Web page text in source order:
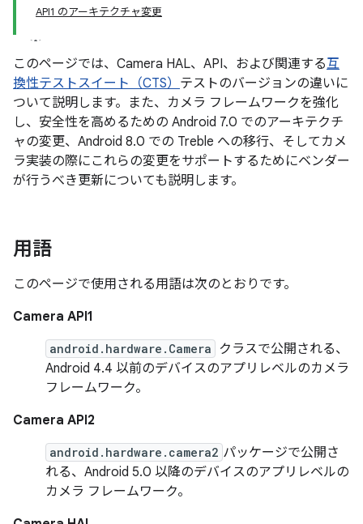
API1 のアーキテクチャ変更
このページでは、Camera HAL、API、および関連する互
換性テストスイート（CTS） テストのバージョンの違いに
ついて説明します。また、カメラ フレームワークを強化
し、安全性を高めるための Android 7.0 でのアーキテクチ
ャの変更、Android 8.0 での Treble への移行、そしてカメ
ラ実装の際にこれらの変更をサポートするためにベンダー
が行うべき更新についても説明します。
用語
このページで使用される用語は次のとおりです。
Camera API1
android.hardware.Camera
クラスで公開される、
Android 4.4 以前のデバイスのアプリレベルのカメラ
フレームワーク。
Camera API2
android.hardware.camera2 パッケージで公開さ
れる、Android 5.0 以降のデバイスのアプリレベルの
カメラ フレームワーク。